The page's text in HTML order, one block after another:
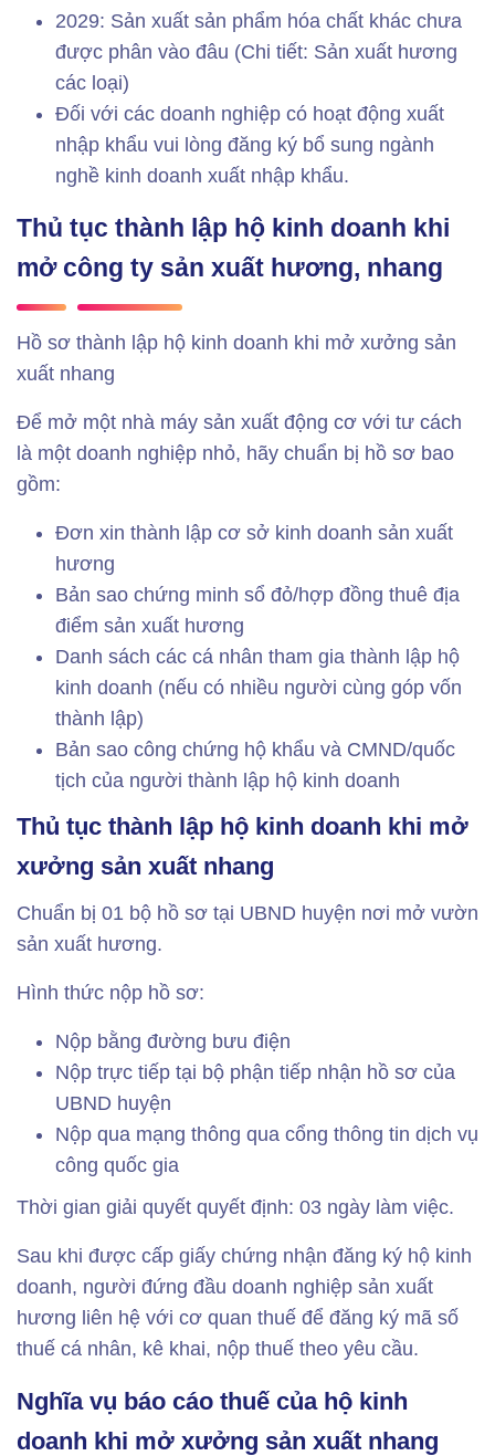
2029: Sản xuất sản phẩm hóa chất khác chưa
được phân vào đâu (Chi tiết: Sản xuất hương
các loại)
Đối với các doanh nghiệp có hoạt động xuất
nhập khẩu vui lòng đăng ký bổ sung ngành
nghề kinh doanh xuất nhập khẩu.
Thủ tục thành lập hộ kinh doanh khi
mở công ty sản xuất hương, nhang
Hồ sơ thành lập hộ kinh doanh khi mở xưởng sản
xuất nhang
Để mở một nhà máy sản xuất động cơ với tư cách
là một doanh nghiệp nhỏ, hãy chuẩn bị hồ sơ bao
gồm:
Đơn xin thành lập cơ sở kinh doanh sản xuất
hương
Bản sao chứng minh sổ đỏ/hợp đồng thuê địa
điểm sản xuất hương
Danh sách các cá nhân tham gia thành lập hộ
kinh doanh (nếu có nhiều người cùng góp vốn
thành lập)
Bản sao công chứng hộ khẩu và CMND/quốc
tịch của người thành lập hộ kinh doanh
Thủ tục thành lập hộ kinh doanh khi mở
xưởng sản xuất nhang
Chuẩn bị 01 bộ hồ sơ tại UBND huyện nơi mở vườn
sản xuất hương.
Hình thức nộp hồ sơ:
Nộp bằng đường bưu điện
Nộp trực tiếp tại bộ phận tiếp nhận hồ sơ của
UBND huyện
Nộp qua mạng thông qua cổng thông tin dịch vụ
công quốc gia
Thời gian giải quyết quyết định: 03 ngày làm việc.
Sau khi được cấp giấy chứng nhận đăng ký hộ kinh
doanh, người đứng đầu doanh nghiệp sản xuất
hương liên hệ với cơ quan thuế để đăng ký mã số
thuế cá nhân, kê khai, nộp thuế theo yêu cầu.
Nghĩa vụ báo cáo thuế của hộ kinh
doanh khi mở xưởng sản xuất nhang